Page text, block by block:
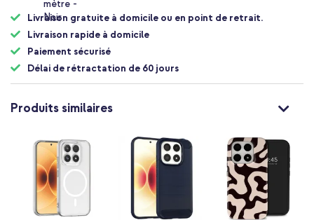
Livraison gratuite à domicile ou en point de retrait.
Livraison rapide à domicile
Paiement sécurisé
Délai de rétractation de 60 jours
Produits similaires